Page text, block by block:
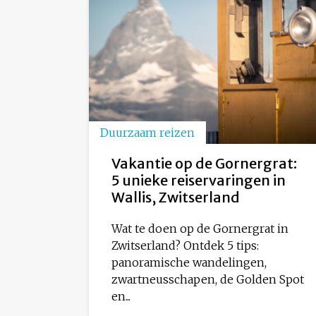
Duurzaam reizen
Vakantie op de Gornergrat:
5 unieke reiservaringen in
Wallis, Zwitserland
Wat te doen op de Gornergrat in
Zwitserland? Ontdek 5 tips:
panoramische wandelingen,
zwartneusschapen, de Golden Spot
en...